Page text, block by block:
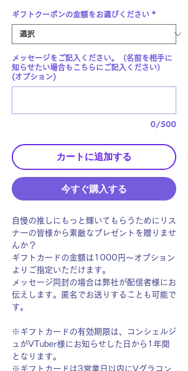
ギフトクーポンの金額をお選びください *
メッセージをご記入ください。（名前を相手に
知らせたい場合もこちらにご記入ください）
(オプション)
0/500
カートに追加する
今すぐ購入する
自慢の推しにもっと輝いてもらうためにリス
ナーの皆様から素敵なプレゼントを贈りませ
んか？
ギフトカードの金額は1000円〜オプション
よりご指定いただけます。
メッセージ同封の場合は弊社が配信者様にお
伝えします。匿名でお送りすることも可能で
す。
※ギフトカードの有効期限は、コンシェルジ
ュがVTuber様にお知らせした日から1年間
となります。
※ギフトカードは3営業日以内にVグラコン